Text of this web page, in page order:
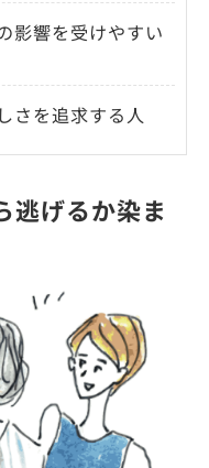
影響を受けやすい
さを追求する人
逃げるか染ま